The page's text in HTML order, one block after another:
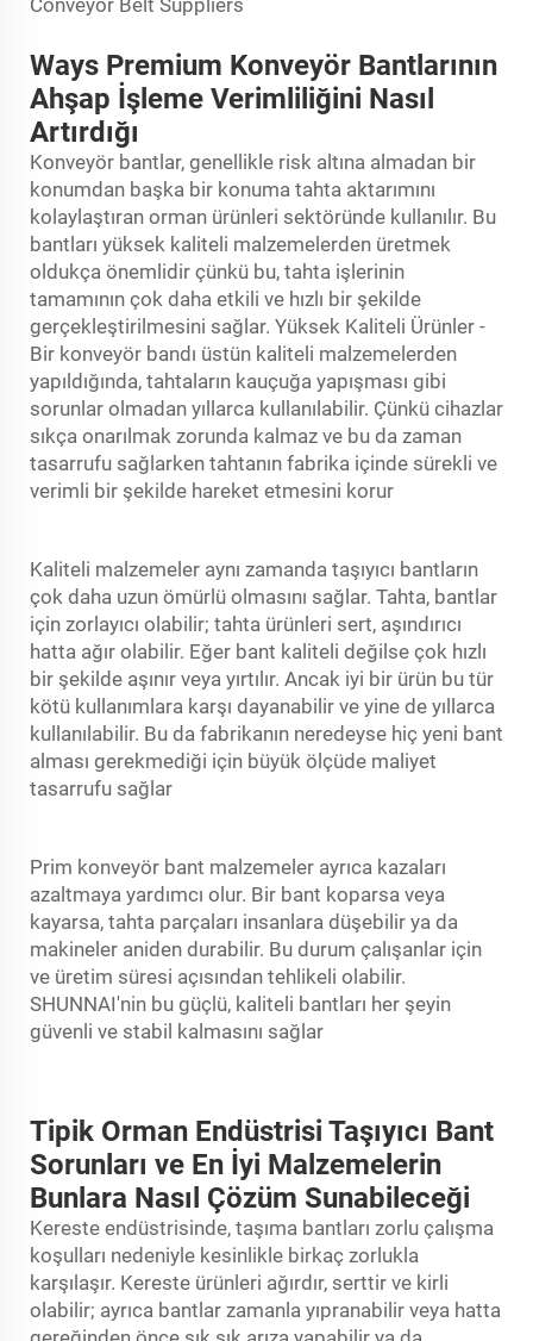
Ways Premium Konveyör Bantlarının
Ahşap İşleme Verimliliğini Nasıl
Artırdığı
Konveyör bantlar, genellikle risk altına almadan bir
konumdan başka bir konuma tahta aktarımını
kolaylaştıran orman ürünleri sektöründe kullanılır. Bu
bantları yüksek kaliteli malzemelerden üretmek
oldukça önemlidir çünkü bu, tahta işlerinin
tamamının çok daha etkili ve hızlı bir şekilde
gerçekleştirilmesini sağlar. Yüksek Kaliteli Ürünler -
Bir konveyör bandı üstün kaliteli malzemelerden
yapıldığında, tahtaların kauçuğa yapışması gibi
sorunlar olmadan yıllarca kullanılabilir. Çünkü cihazlar
sıkça onarılmak zorunda kalmaz ve bu da zaman
tasarrufu sağlarken tahtanın fabrika içinde sürekli ve
verimli bir şekilde hareket etmesini korur
Kaliteli malzemeler aynı zamanda taşıyıcı bantların
çok daha uzun ömürlü olmasını sağlar. Tahta, bantlar
için zorlayıcı olabilir; tahta ürünleri sert, aşındırıcı
hatta ağır olabilir. Eğer bant kaliteli değilse çok hızlı
bir şekilde aşınır veya yırtılır. Ancak iyi bir ürün bu tür
kötü kullanımlara karşı dayanabilir ve yine de yıllarca
kullanılabilir. Bu da fabrikanın neredeyse hiç yeni bant
alması gerekmediği için büyük ölçüde maliyet
tasarrufu sağlar
Prim konveyör bant malzemeler ayrıca kazaları
azaltmaya yardımcı olur. Bir bant koparsa veya
kayarsa, tahta parçaları insanlara düşebilir ya da
makineler aniden durabilir. Bu durum çalışanlar için
ve üretim süresi açısından tehlikeli olabilir.
SHUNNAI'nin bu güçlü, kaliteli bantları her şeyin
güvenli ve stabil kalmasını sağlar
Tipik Orman Endüstrisi Taşıyıcı Bant
Sorunları ve En İyi Malzemelerin
Bunlara Nasıl Çözüm Sunabileceği
Kereste endüstrisinde, taşıma bantları zorlu çalışma
koşulları nedeniyle kesinlikle birkaç zorlukla
karşılaşır. Kereste ürünleri ağırdır, serttir ve kirli
olabilir; ayrıca bantlar zamanla yıpranabilir veya hatta